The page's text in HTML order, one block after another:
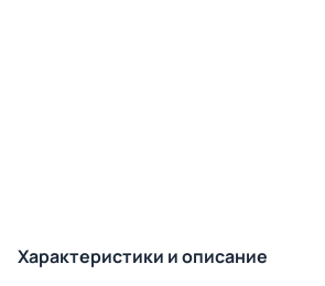
Характеристики и описание